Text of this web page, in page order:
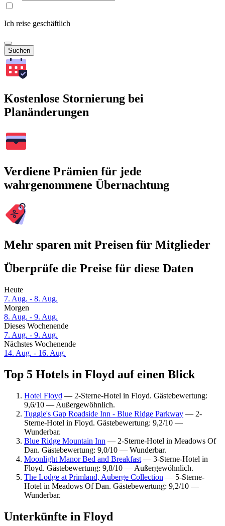
Ich reise geschäftlich
Suchen
Kostenlose Stornierung bei
Planänderungen
Verdiene Prämien für jede
wahrgenommene Übernachtung
Mehr sparen mit Preisen für Mitglieder
Überprüfe die Preise für diese Daten
Heute
7. Aug. - 8. Aug.
Morgen
8. Aug. - 9. Aug.
Dieses Wochenende
7. Aug. - 9. Aug.
Nächstes Wochenende
14. Aug. - 16. Aug.
Top 5 Hotels in Floyd auf einen Blick
Hotel Floyd — 2-Sterne-Hotel in Floyd. Gästebewertung:
9,6/10 — Außergewöhnlich.
Tuggle's Gap Roadside Inn - Blue Ridge Parkway — 2-
Sterne-Hotel in Floyd. Gästebewertung: 9,2/10 —
Wunderbar.
Blue Ridge Mountain Inn — 2-Sterne-Hotel in Meadows Of
Dan. Gästebewertung: 9,0/10 — Wunderbar.
Moonlight Manor Bed and Breakfast — 3-Sterne-Hotel in
Floyd. Gästebewertung: 9,8/10 — Außergewöhnlich.
The Lodge at Primland, Auberge Collection — 5-Sterne-
Hotel in Meadows Of Dan. Gästebewertung: 9,2/10 —
Wunderbar.
Unterkünfte in Floyd